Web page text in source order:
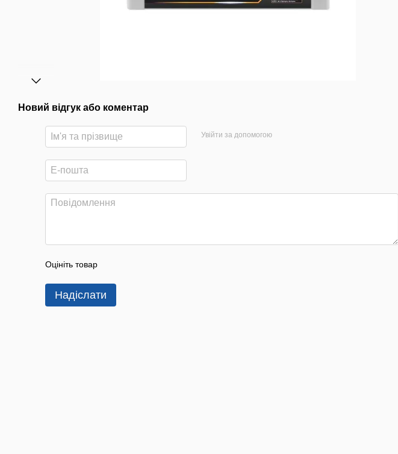
Новий відгук або коментар
Увійти за допомогою
Оцініть товар
Надіслати